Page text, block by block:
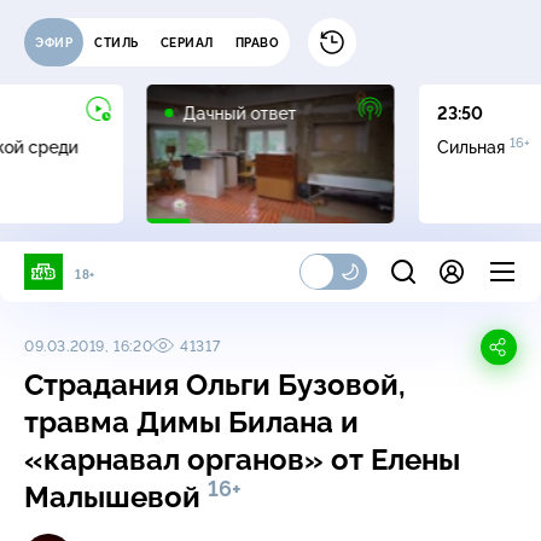
ЭФИР СТИЛЬ СЕРИАЛ ПРАВО
среди
Дачный ответ
0+
23:50
Сильная 16+
18+
09.03.2019, 16:20 41317
Страдания Ольги Бузовой,
травма Димы Билана и
«карнавал органов» от Елены
Малышевой 16+